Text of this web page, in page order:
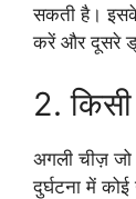
सकती है।
करें और दूसरे
2.
अगली चीज़
दुर्घटना में